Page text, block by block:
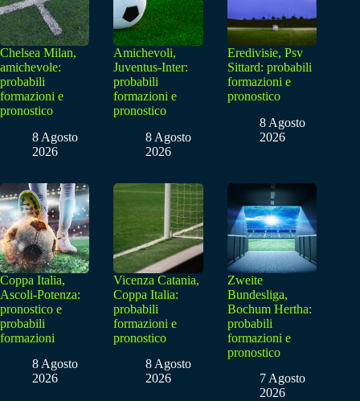
Chelsea Milan,
amichevole:
probabili
formazioni e
pronostico
8 Agosto
2026
Amichevoli,
Juventus-Inter:
probabili
formazioni e
pronostico
8 Agosto
2026
Eredivisie, Psv
Sittard: probabili
formazioni e
pronostico
8 Agosto
2026
Coppa Italia,
Ascoli-Potenza:
pronostico e
probabili
formazioni
8 Agosto
2026
Vicenza Catania,
Coppa Italia:
probabili
formazioni e
pronostico
8 Agosto
2026
Zweite
Bundesliga,
Bochum Hertha:
probabili
formazioni e
pronostico
7 Agosto
2026